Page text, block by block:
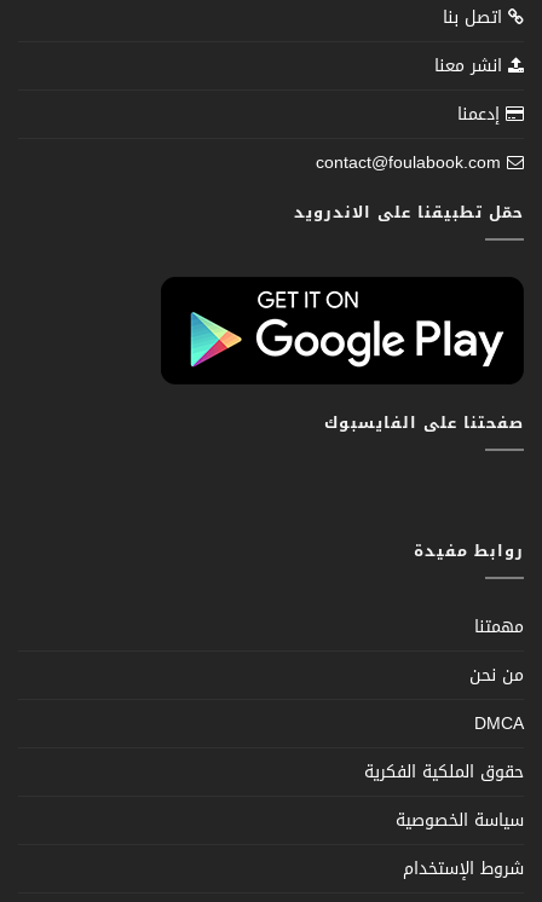
اتصل بنا
انشر معنا
إدعمنا
contact@foulabook.com
حمّل تطبيقنا على الاندرويد
صفحتنا على الفايسبوك
روابط مفيدة
مهمتنا
من نحن
DMCA
حقوق الملكية الفكرية
سياسة الخصوصية
شروط الإستخدام